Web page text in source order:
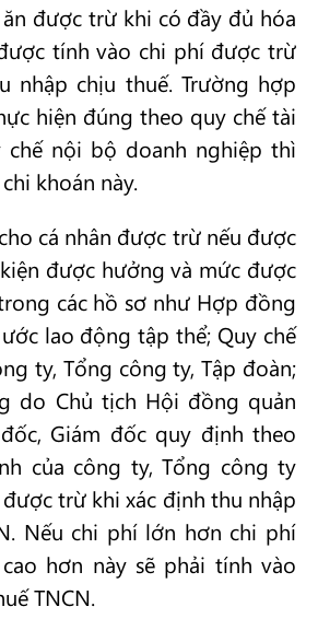
được trừ khi có đầy đủ hóa
tính vào chi phí được trừ
nhập chịu thuế. Trường hợp
hiện đúng theo quy chế tài
chế nội bộ doanh nghiệp thì
khoán này.
cá nhân được trừ nếu được
được hưởng và mức được
các hồ sơ như Hợp đồng
lao động tập thể; Quy chế
ty, Tổng công ty, Tập đoàn;
do Chủ tịch Hội đồng quản
Giám đốc quy định theo
của công ty, Tổng công ty
trừ khi xác định thu nhập
Nếu chi phí lớn hơn chi phí
hơn này sẽ phải tính vào
TNCN.